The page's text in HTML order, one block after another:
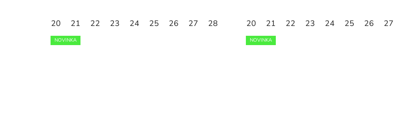
20 21 22 23 24 25 26 27 28 30 31 32 33 34 35
20 21 22 23 24 25 26 27
NOVINKA NOVINKA